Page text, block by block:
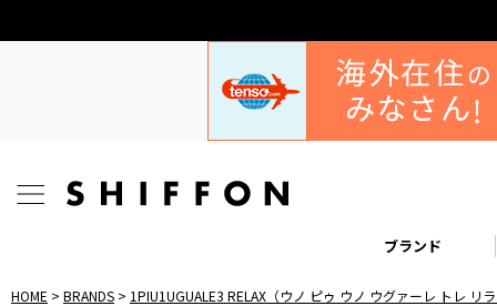
ブランド
HOME BRANDS 1PIU1UGUALE3 RELAX（ウノ ピゥ ウノ ウグァーレ トレ リ